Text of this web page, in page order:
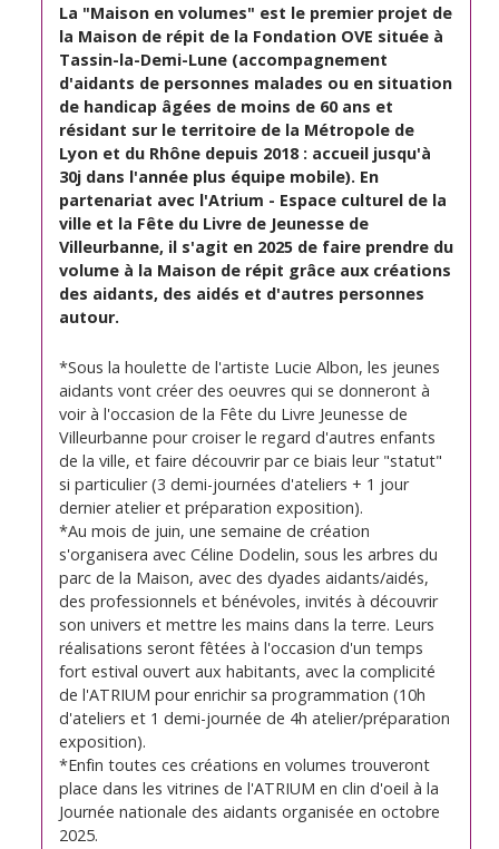
La "Maison en volumes" est le premier projet de
la Maison de répit de la Fondation OVE située à
Tassin-la-Demi-Lune (accompagnement
d'aidants de personnes malades ou en situation
de handicap âgées de moins de 60 ans et
résidant sur le territoire de la Métropole de
Lyon et du Rhône depuis 2018 : accueil jusqu'à
30j dans l'année plus équipe mobile). En
partenariat avec l'Atrium - Espace culturel de la
ville et la Fête du Livre de Jeunesse de
Villeurbanne, il s'agit en 2025 de faire prendre du
volume à la Maison de répit grâce aux créations
des aidants, des aidés et d'autres personnes
autour.
*Sous la houlette de l'artiste Lucie Albon, les jeunes
aidants vont créer des oeuvres qui se donneront à
voir à l'occasion de la Fête du Livre Jeunesse de
Villeurbanne pour croiser le regard d'autres enfants
de la ville, et faire découvrir par ce biais leur "statut"
si particulier (3 demi-journées d'ateliers + 1 jour
dernier atelier et préparation exposition).
*Au mois de juin, une semaine de création
s'organisera avec Céline Dodelin, sous les arbres du
parc de la Maison, avec des dyades aidants/aidés,
des professionnels et bénévoles, invités à découvrir
son univers et mettre les mains dans la terre. Leurs
réalisations seront fêtées à l'occasion d'un temps
fort estival ouvert aux habitants, avec la complicité
de l'ATRIUM pour enrichir sa programmation (10h
d'ateliers et 1 demi-journée de 4h atelier/préparation
exposition).
*Enfin toutes ces créations en volumes trouveront
place dans les vitrines de l'ATRIUM en clin d'oeil à la
Journée nationale des aidants organisée en octobre
2025.